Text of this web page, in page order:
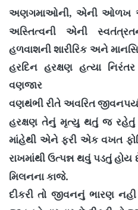
અણગમાઓની,એની ઓળખ
અસ્તિત્વની એની
હળવાશની શારીરિક અને
હરદિન હરક્ષણ હત્યા
વણજાર
વણથંભી રીતે અવરિત
હરક્ષણ તેનું મૃત્યુ થતું જ રહેતું
માંહેથી એને ફરી એક વખત
રાખમાંથી ઉત્પન્ન થવું પડતું હોય
મિલનના કાજે.
દીકરી તો જીવનનું ભારણ